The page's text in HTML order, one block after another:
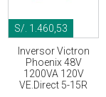
S/. 1.460,53
Inversor Victron
Phoenix 48V
1200VA 120V
VE.Direct 5-15R